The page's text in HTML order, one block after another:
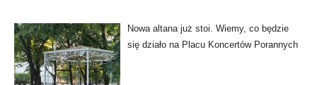
Nowa altana już stoi. Wiemy, co będzie
się działo na Placu Koncertów Porannych